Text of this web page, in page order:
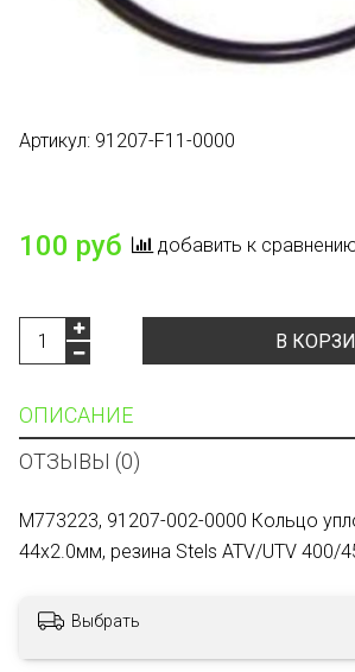
Артикул: 91207-F11-0000
100 руб добавить к
В
ОПИСАНИЕ
ОТЗЫВЫ (0)
M773223, 91207-002-0000 Кольцо
44x2.0мм, резина Stels ATV/UTV 400/
Выбрать